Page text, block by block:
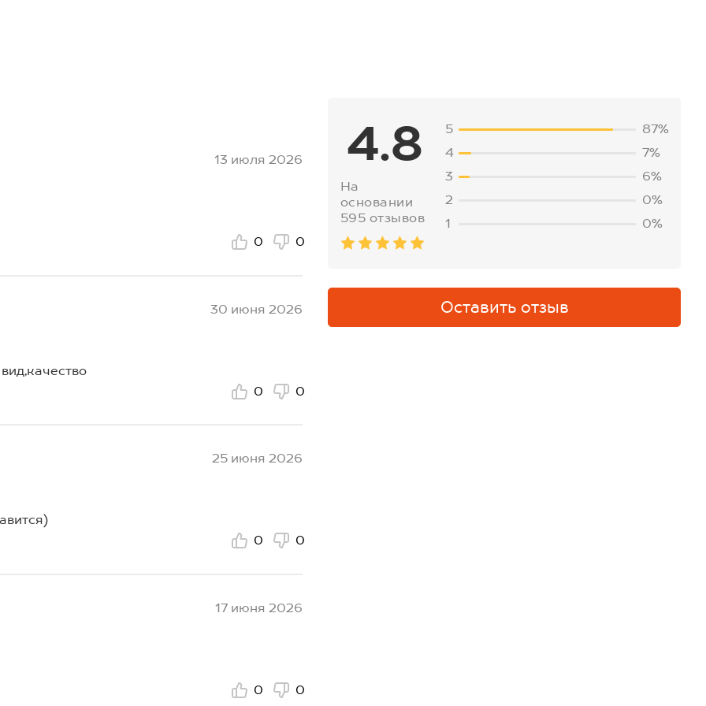
4.8
На
основании
595 отзывов
5
87%
4
7%
3
6%
2
0%
1
0%
Оставить отзыв
13 июля 2026
0 0
30 июня 2026
0
0
25 июня 2026
0
0
17 июня 2026
0 0